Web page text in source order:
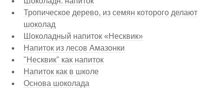
Тропическое дерево, из семян которого делают
шоколад
Шоколадный напиток «Несквик»
Напиток из лесов Амазонки
"Несквик" как напиток
Напиток как в школе
Основа шоколада